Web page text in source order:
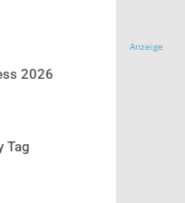
2026
Tag
Anzeige